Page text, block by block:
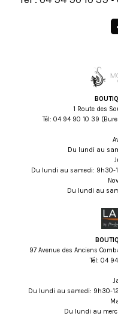
1 Route des
Tél: 93 01 09 49 40
Du lundi au
Du lundi au samedi: 9h30-
Du lundi au
97 Avenue des Anciens
Tél: 71
Du lundi au samedi: 9h30-
Du lundi au